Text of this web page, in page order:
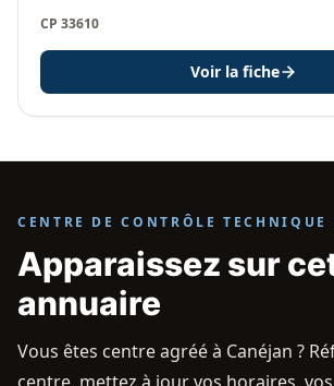
CP 33610
Voir la fiche
CENTRE DE CONTRÔLE TECHNIQUE
Apparaissez sur
annuaire
Vous êtes centre agréé à Canéjan ?